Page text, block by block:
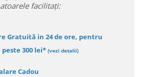
facilitați:
Gratuită in 24 de ore, pentru
300 lei* (vezi detalii)
Cadou